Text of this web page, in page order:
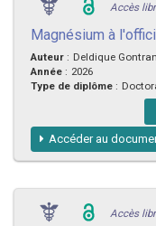
Accès
Magnésium à
Auteur : Deldique Gontran
Année : 2026
Type de diplôme :
Accéder au
Accès